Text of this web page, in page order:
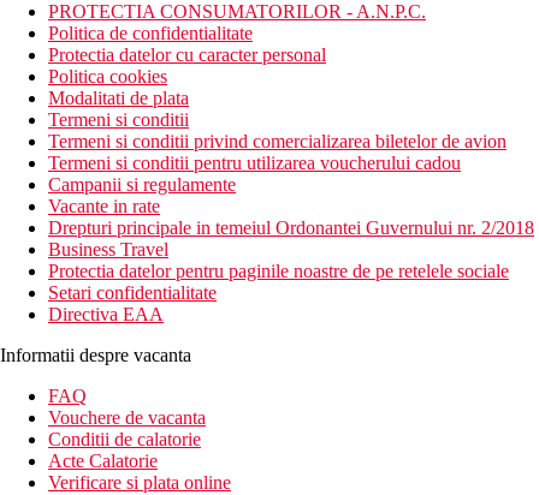
PROTECTIA CONSUMATORILOR - A.N.P.C.
Politica de confidentialitate
Protectia datelor cu caracter personal
Politica cookies
Modalitati de plata
Termeni si conditii
Termeni si conditii privind comercializarea biletelor de avion
Termeni si conditii pentru utilizarea voucherului cadou
Campanii si regulamente
Vacante in rate
Drepturi principale in temeiul Ordonantei Guvernului nr. 2/2018
Business Travel
Protectia datelor pentru paginile noastre de pe retelele sociale
Setari confidentialitate
Directiva EAA
Informatii despre vacanta
FAQ
Vouchere de vacanta
Conditii de calatorie
Acte Calatorie
Verificare si plata online